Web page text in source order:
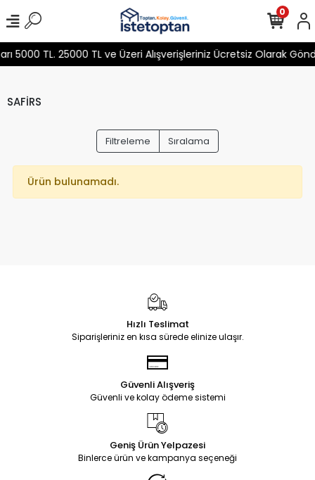
5000 TL. 25000 TL ve Üzeri Alışverişleriniz Ücretsiz Olarak
0
SAFİRS
Filtreleme Sıralama
Ürün bulunamadı.
Hızlı Teslimat
Siparişleriniz en kısa sürede elinize ulaşır.
Güvenli Alışveriş
Güvenli ve kolay ödeme sistemi
Geniş Ürün Yelpazesi
Binlerce ürün ve kampanya seçeneği